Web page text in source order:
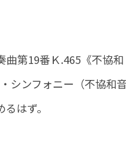
曲第19番Ｋ.465《不協和
シンフォニー（不協和
はず。